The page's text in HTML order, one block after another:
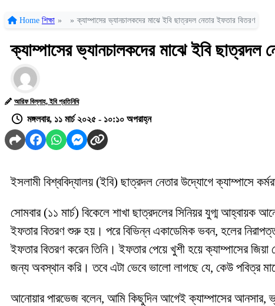
Home শিক্ষা » » ক্যাম্পাসের ভ্যানচালকদের মাঝে ইবি ছাত্রদল নেতার ইফতার বিতরণ
ক্যাম্পাসের ভ্যানচালকদের মাঝে ইবি ছাত্রদল
আরিফ বিল্লাহ, ইবি প্রতিনিধি
মঙ্গলবার, ১১ মার্চ ২০২৫ - ১০:১০ অপরাহ্ন
ইসলামী বিশ্ববিদ্যালয় (ইবি) ছাত্রদল নেতার উদ্যোগে ক্যাম্পাসে
সোমবার (১১ মার্চ) বিকেলে শাখা ছাত্রদলের সিনিয়র যুগ্ম আহ্বায়ক
ইফতার বিতরণ শুরু হয়। পরে বিভিন্ন একাডেমিক ভবন, হলের
ইফতার বিতরণ করেন তিনি। ইফতার পেয়ে খুশী হয়ে ক্যাম্পাসের
জন্য অবস্থান করি। তবে এটা ভেবে ভালো লাগছে যে, কেউ পবিত্র
আনোয়ার পারভেজ বলেন, আমি কিছুদিন আগেই ক্যাম্পাসের আনসার,